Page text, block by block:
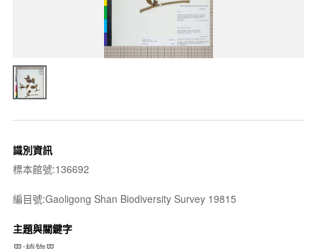
識別資訊
標本館號:136692
編目號:Gaoligong Shan Biodiversity Survey 19815
主題與關鍵字